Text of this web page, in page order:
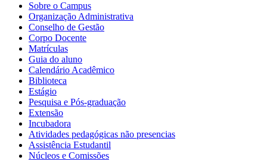
Sobre o Campus
Organização Administrativa
Conselho de Gestão
Corpo Docente
Matrículas
Guia do aluno
Calendário Acadêmico
Biblioteca
Estágio
Pesquisa e Pós-graduação
Extensão
Incubadora
Atividades pedagógicas não presencias
Assistência Estudantil
Núcleos e Comissões